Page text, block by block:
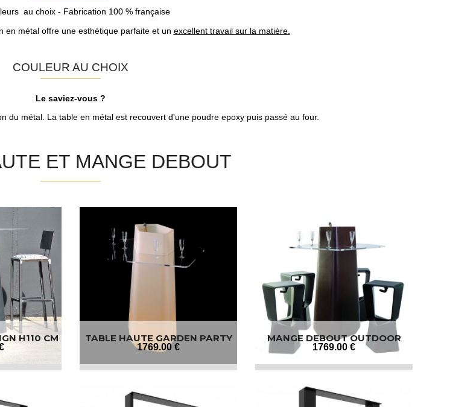
au choix - Fabrication 100 % française
en métal offre une esthétique parfaite et un excellent travail sur la matière.
COULEUR AU CHOIX
Le saviez-vous ?
du métal. La table en métal est recouvert d'une poudre epoxy puis passé au four.
ET MANGE DEBOUT
H110 CM TABLE HAUTE GARDEN PARTY
1769.00 €
MANGE DEBOUT OUTDOOR
1769.00 €